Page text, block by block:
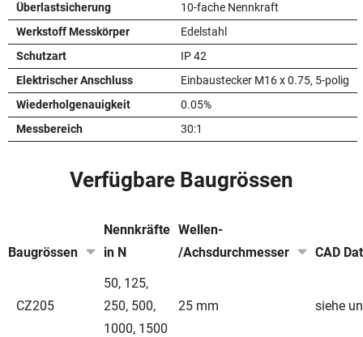
Überlastsicherung
10-fache Nennkraft
Werkstoff Messkörper
Edelstahl
Schutzart
IP 42
Elektrischer Anschluss
Einbaustecker M16 x 0.75, 5-polig
Wiederholgenauigkeit
0.05%
Messbereich
30:1
Verfügbare Baugrössen
Baugrössen
Nennkräfte
in N
Wellen-
/Achsdurchmesser
CAD
CZ205
50, 125,
250, 500,
1000, 1500
25 mm siehe